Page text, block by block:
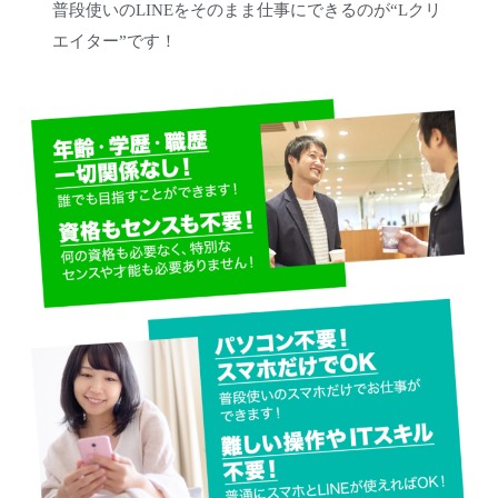
普段使いのLINEをそのまま仕事にできるのが“Lクリ
エイター”です！